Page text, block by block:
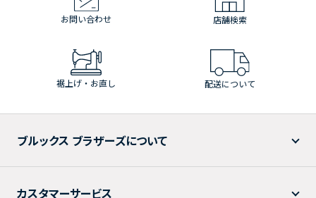
お問い合わせ 店舗検索
裾上げ・お直し 配送について
ブルックス ブラザーズについて
カスタマーサービス